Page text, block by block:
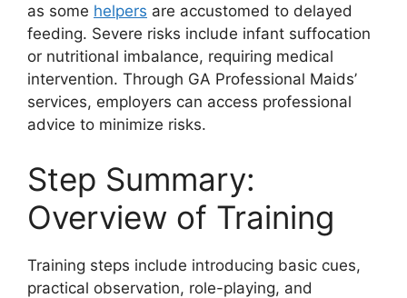
as some helpers are accustomed to delayed
feeding. Severe risks include infant suffocation
or nutritional imbalance, requiring medical
intervention. Through GA Professional Maids’
services, employers can access professional
advice to minimize risks.
Step Summary:
Overview of Training
Training steps include introducing basic cues,
practical observation, role-playing, and